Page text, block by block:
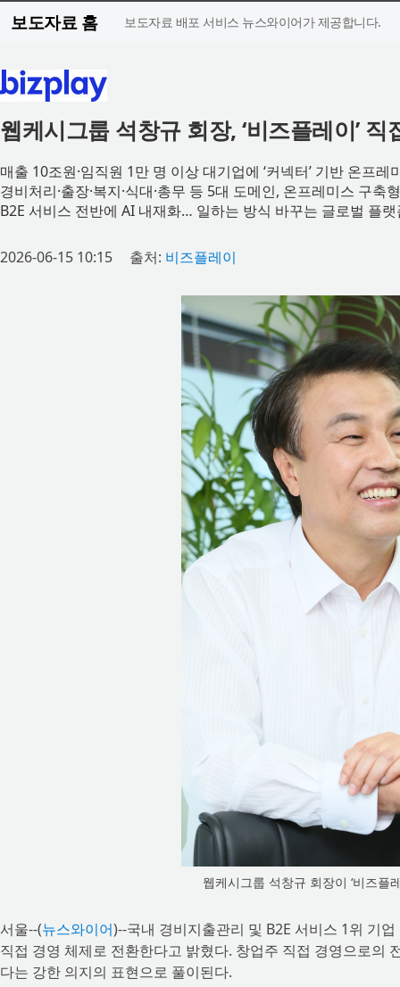
보도자료 홈 보도자료 배포 서비스 뉴스와이어가 제공합니다.
웹케시그룹 석창규 회장, ‘비즈플레이’
매출 10조원·임직원 1만 명 이상 대기업에 ‘커넥터’ 기반 온프
경비처리·출장·복지·식대·총무 등 5대 도메인, 온프레미스 구축
B2E 서비스 전반에 AI 내재화… 일하는 방식 바꾸는 글로벌 플
2026-06-15 10:15 출처: 비즈플레이
웹케시그룹 석창규 회장이 ‘비즈플
서울--(뉴스와이어)--국내 경비지출관리 및 B2E 서비스 1위 기
직접 경영 체제로 전환한다고 밝혔다. 창업주 직접 경영으로의
다는 강한 의지의 표현으로 풀이된다.